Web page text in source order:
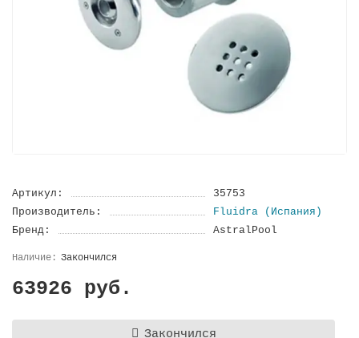
Артикул:
35753
Производитель:
Fluidra (Испания)
Бренд:
AstralPool
Закончился
63926 руб.
Закончился